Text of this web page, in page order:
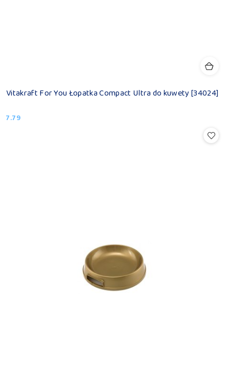
Vitakraft For You Łopatka Compact Ultra do kuwety [34024]
Cena:
7.79